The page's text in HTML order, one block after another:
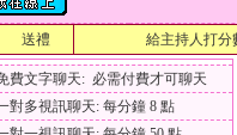
送禮 給主持人打分
費文字聊天: 必需付費才可聊天
對多視訊聊天: 每分鐘 8 點